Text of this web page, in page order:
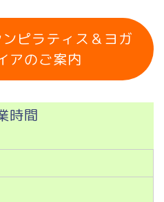
ピラティス＆ヨガ
アのご案内
時間